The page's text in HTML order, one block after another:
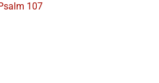
107